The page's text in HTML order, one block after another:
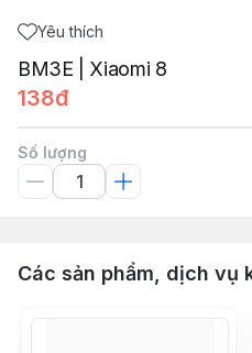
Yêu thích
BM3E | Xiaomi 8
138đ
Số lượng
Các sản phẩm, dịch vụ